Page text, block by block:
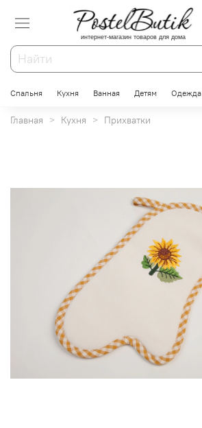
интернет-магазин товаров для дома
Спальня Кухня Ванная Детям Одежда
Главная Кухня Прихватки